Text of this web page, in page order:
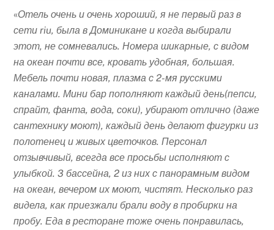
«Отель очень и очень хороший, я не первый раз в
сети riu, была в Доминикане и когда выбирали
этот, не сомневались. Номера шикарные, с видом
на океан почти все, кровать удобная, большая.
Мебель почти новая, плазма с 2-мя русскими
каналами. Мини бар пополняют каждый день(пепси,
спрайт, фанта, вода, соки), убирают отлично (даже
сантехнику моют), каждый день делают фигурки из
полотенец и живых цветочков. Персонал
отзывчивый, всегда все просьбы исполняют с
улыбкой. 3 бассейна, 2 из них с панорамным видом
на океан, вечером их моют, чистят. Несколько раз
видела, как приезжали брали воду в пробирки на
пробу. Еда в ресторане тоже очень понравилась,